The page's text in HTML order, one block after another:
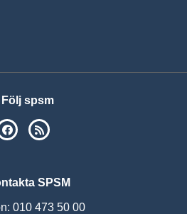
Följ spsm
SPSM på Facebook
SPSM
010 473 50 00